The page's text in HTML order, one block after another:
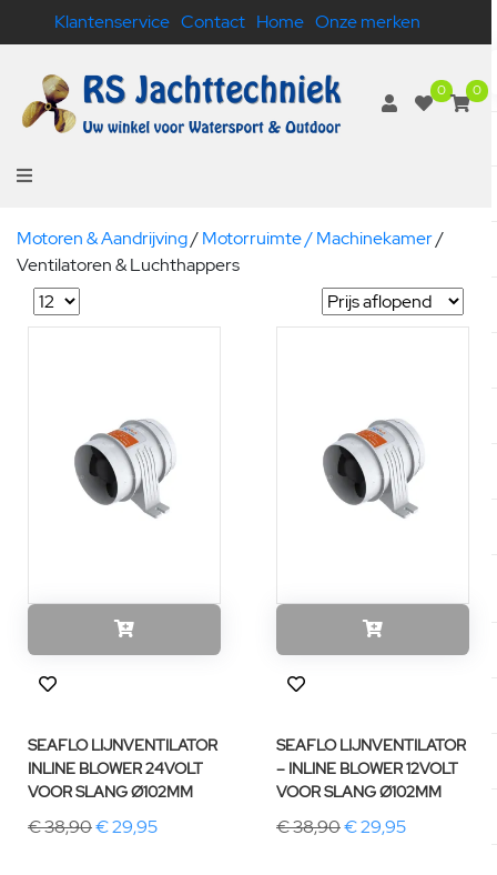
Klantenservice Contact Home Onze merken
0 0
Motoren & Aandrijving/Motorruimte / Machinekamer/
Ventilatoren & Luchthappers
SEAFLO LIJNVENTILATOR
INLINE BLOWER 24VOLT
VOOR SLANG Ø102MM
€ 38,90€ 29,95
SEAFLO LIJNVENTILATOR
– INLINE BLOWER 12VOLT
VOOR SLANG Ø102MM
€ 38,90€ 29,95